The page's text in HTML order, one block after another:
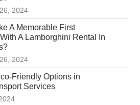
2024
A Memorable First
A Lamborghini Rental In
2024
Friendly Options in
Services